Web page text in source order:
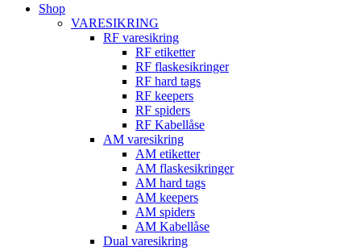
Shop
VARESIKRING
RF varesikring
RF etiketter
RF flaskesikringer
RF hard tags
RF keepers
RF spiders
RF Kabellåse
AM varesikring
AM etiketter
AM flaskesikringer
AM hard tags
AM keepers
AM spiders
AM Kabellåse
Dual varesikring